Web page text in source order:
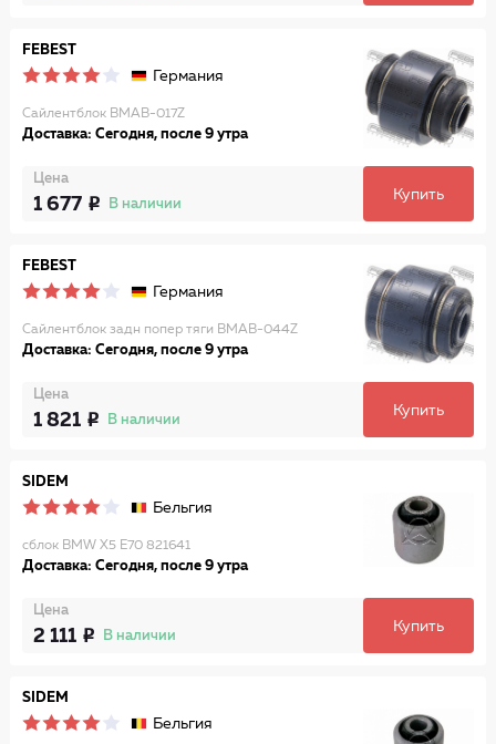
FEBEST
Германия
Сайлентблок BMAB-017Z
Доставка: Сегодня, после 9 утра
Цена
1 677 В наличии
Купить
FEBEST
Германия
Сайлентблок задн попер тяги BMAB-044Z
Доставка: Сегодня, после 9 утра
Цена
1 821 В наличии
Купить
SIDEM
Бельгия
сблок BMW X5 E70 821641
Доставка: Сегодня, после 9 утра
Цена
2 111 В наличии
Купить
SIDEM
Бельгия